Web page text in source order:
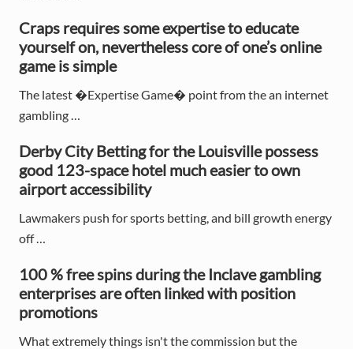
r
y
S
i
d
e
b
a
r
Craps requires some expertise to educate
yourself on, nevertheless core of one’s online
game is simple
The latest �Expertise Game� point from the an internet
gambling …
Derby City Betting for the Louisville possess
good 123-space hotel much easier to own
airport accessibility
Lawmakers push for sports betting, and bill growth energy
off …
100 % free spins during the Inclave gambling
enterprises are often linked with position
promotions
What extremely things isn't the commission but the